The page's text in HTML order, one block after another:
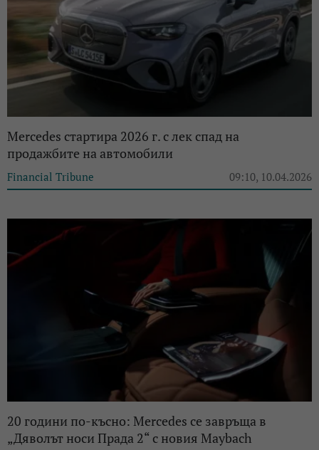
Mercedes стартира 2026 г. с лек спад на
продажбите на автомобили
Financial Tribune 09:10, 10.04.2026
20 години по-късно: Mercedes се завръща в
„Дяволът носи Прада 2“ с новия Maybach